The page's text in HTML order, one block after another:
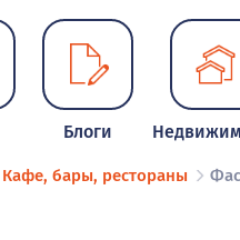
Блоги
Кафе, бары, рестораны